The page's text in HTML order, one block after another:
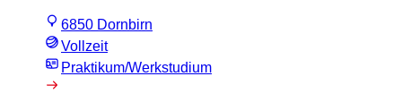
6850 Dornbirn
Vollzeit
Praktikum/Werkstudium